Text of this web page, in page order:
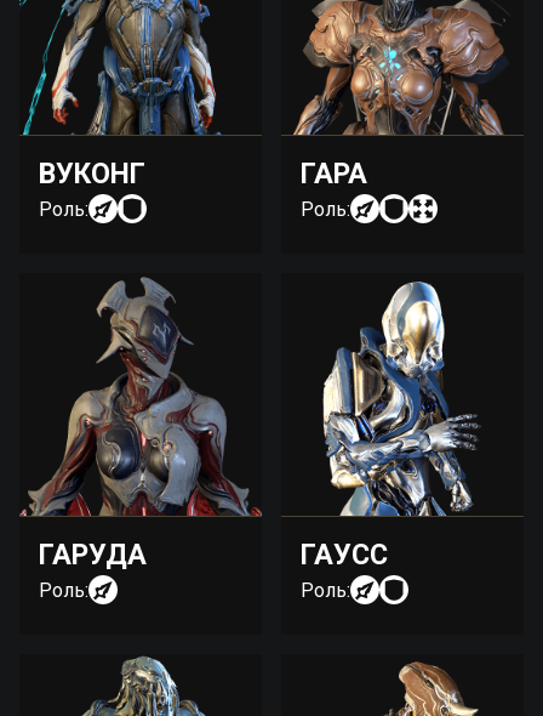
ВУКОНГ
Роль:
ГАРА
Роль:
ГАРУДА
Роль:
ГАУСС
Роль: